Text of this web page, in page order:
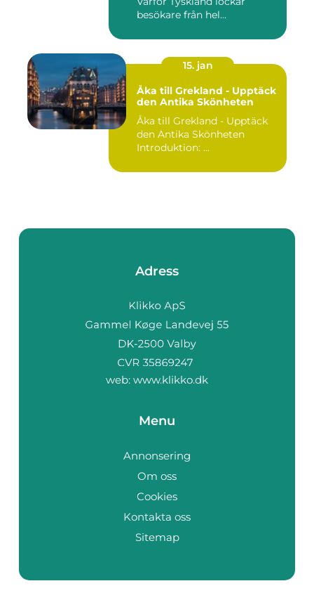
besökare från hel...
15. jan
Åka till Grekland - Upptäck
den Antika Skönheten
Åka till Grekland - Upptäck
den Antika Skönheten
Introduktion: ...
Adress
web: www.klikko.dk
Menu
Annonsering
Om oss
Cookies
Kontakta oss
Sitemap